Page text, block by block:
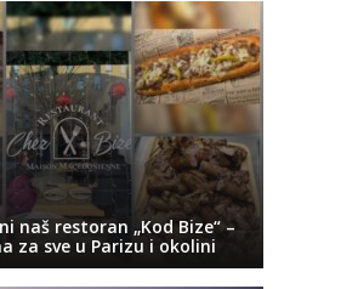
naš restoran „Kod Bize“ –
za sve u Parizu i okolini